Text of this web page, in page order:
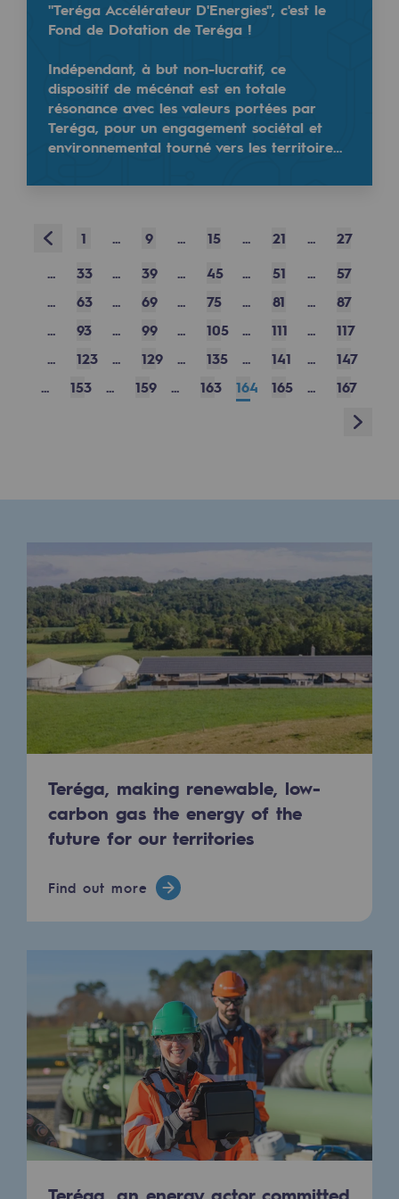
Safety and cybersecurity
Health and safety at work
Industrial safety
Responsible governance
Responsible governance
Sustainable procurement
Endowment fund
Endowment fund
Our activities
Our activities
Gas transport
Gas transport
Typical project
Connection
Gas storage
Expertise
Historic infrastructures
Biomethane
Biomethane
Biomethane: Challenges and
What is methanisation ?
"Teréga Accélérateur D'Energies", c'est le
Fond de Dotation de Teréga !
Indépendant, à but non-lucratif, ce
dispositif de mécénat est en totale
résonance avec les valeurs portées par
Teréga, pour un engagement sociétal et
environnemental tourné vers les territoire…
Prev 1 ... 9 ... 15 ... 21 ...
27
...
33 ... 39 ... 45 ... 51 ...
57
...
63 ... 69 ... 75 ... 81 ...
87
...
93 ... 99 ... 105 ... 111 ...
117
...
123 ... 129 ... 135 ... 141 ...
147
...
153 ... 159 ... 163 164 165 ...
167
Next
Teréga, making renewable, low-
carbon gas the energy of the
future for our territories
Find out more